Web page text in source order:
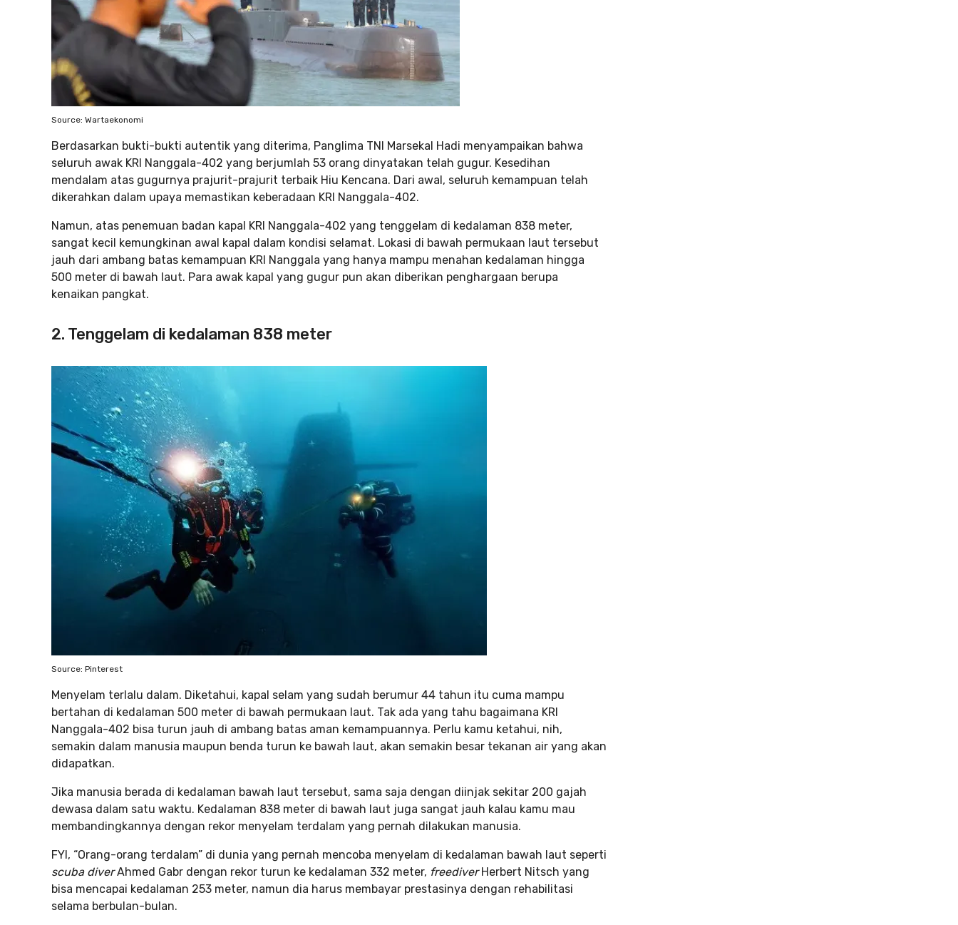
Source: Wartaekonomi
Berdasarkan bukti-bukti autentik yang diterima, Panglima TNI Marsekal Hadi menyampaikan bahwa
seluruh awak KRI Nanggala-402 yang berjumlah 53 orang dinyatakan telah gugur. Kesedihan
mendalam atas gugurnya prajurit-prajurit terbaik Hiu Kencana. Dari awal, seluruh kemampuan telah
dikerahkan dalam upaya memastikan keberadaan KRI Nanggala-402.
Namun, atas penemuan badan kapal KRI Nanggala-402 yang tenggelam di kedalaman 838 meter,
sangat kecil kemungkinan awal kapal dalam kondisi selamat. Lokasi di bawah permukaan laut tersebut
jauh dari ambang batas kemampuan KRI Nanggala yang hanya mampu menahan kedalaman hingga
500 meter di bawah laut. Para awak kapal yang gugur pun akan diberikan penghargaan berupa
kenaikan pangkat.
2. Tenggelam di kedalaman 838 meter
Source: Pinterest
Menyelam terlalu dalam. Diketahui, kapal selam yang sudah berumur 44 tahun itu cuma mampu
bertahan di kedalaman 500 meter di bawah permukaan laut. Tak ada yang tahu bagaimana KRI
Nanggala-402 bisa turun jauh di ambang batas aman kemampuannya. Perlu kamu ketahui, nih,
semakin dalam manusia maupun benda turun ke bawah laut, akan semakin besar tekanan air yang akan
didapatkan.
Jika manusia berada di kedalaman bawah laut tersebut, sama saja dengan diinjak sekitar 200 gajah
dewasa dalam satu waktu. Kedalaman 838 meter di bawah laut juga sangat jauh kalau kamu mau
membandingkannya dengan rekor menyelam terdalam yang pernah dilakukan manusia.
FYI, “Orang-orang terdalam” di dunia yang pernah mencoba menyelam di kedalaman bawah laut seperti
scuba diverAhmed Gabr dengan rekor turun ke kedalaman 332 meter, freediverHerbert Nitsch yang
bisa mencapai kedalaman 253 meter, namun dia harus membayar prestasinya dengan rehabilitasi
selama berbulan-bulan.